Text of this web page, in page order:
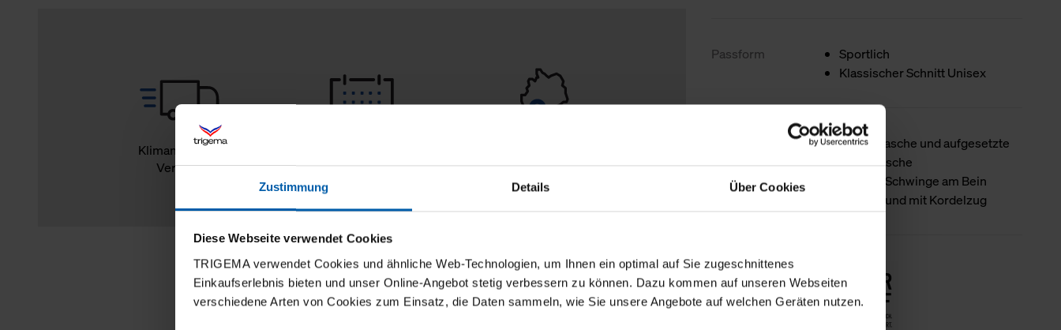
Zustimmung Details Über Cookies
Diese Webseite verwendet Cookies
TRIGEMA verwendet Cookies und ähnliche Web-Technologien, um Ihnen ein optimal auf Sie zugeschnittenes
Einkaufserlebnis bieten und unser Online-Angebot stetig verbessern zu können. Dazu kommen auf unseren Webseiten
verschiedene Arten von Cookies zum Einsatz, die Daten sammeln, wie Sie unsere Angebote auf welchen Geräten nutzen.
Klimaneutraler
Versand
Rückgaberecht
Burladingen
Passform
Sportlich
Klassischer Schnitt Unisex
Produktdetails
Eingrifftasche und aufgesetzte
Gesäßtasche
trigema Schwinge am Bein
Elastikbund mit Kordelzug
Nachhaltigkeit